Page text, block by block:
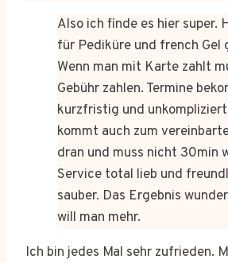
Also ich finde es hier super.
für Pediküre und french Gel
Wenn man mit Karte zahlt
Gebühr zahlen. Termine
kurzfristig und
kommt auch zum
dran und muss nicht 30min
Service total lieb und
sauber. Das Ergebnis
will man mehr.
Ich bin jedes Mal sehr zufrieden.